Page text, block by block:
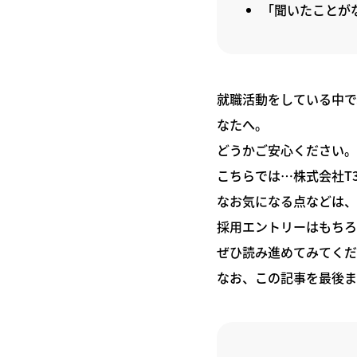
「聞いたこと
就職活動をしている中
なたへ。
どうかご安心ください。
こちらでは…株式会社
なお気になる点などは
採用エントリーはもち
ぜひ読み進めてみてく
なお、この記事を最後